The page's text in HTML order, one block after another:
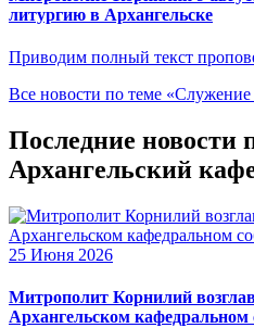
литургию в Архангельске
Приводим полный текст
Все новости по теме
Последние новости
Архангельский
25 Июня 2026
Митрополит Корнилий
Архангельском кафедральном